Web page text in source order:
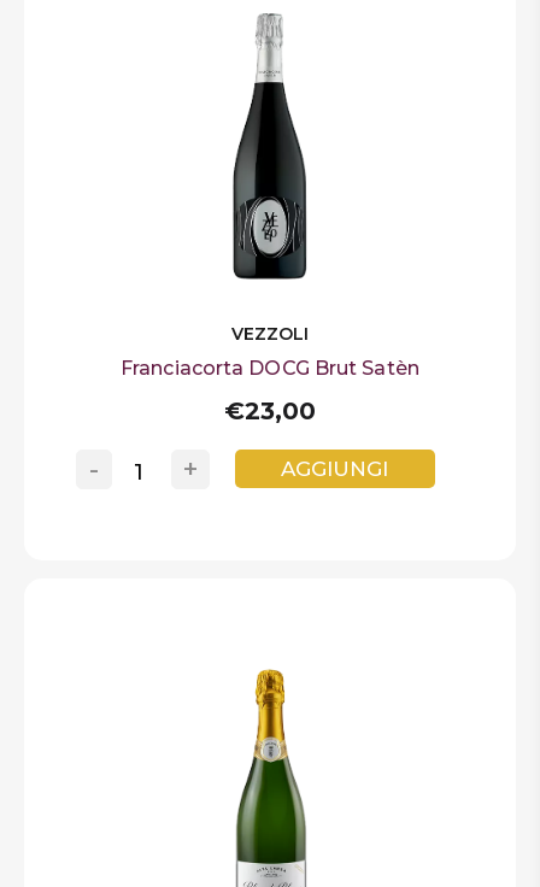
VEZZOLI
Franciacorta DOCG Brut Satèn
€23,00
+
- AGGIUNGI